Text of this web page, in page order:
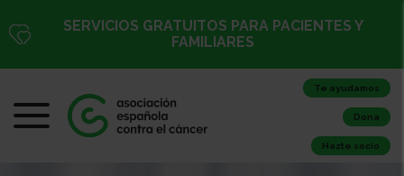
SERVICIOS GRATUITOS PARA PACIENTES Y
FAMILIARES
Te ayudamos
Dona
Hazte socio